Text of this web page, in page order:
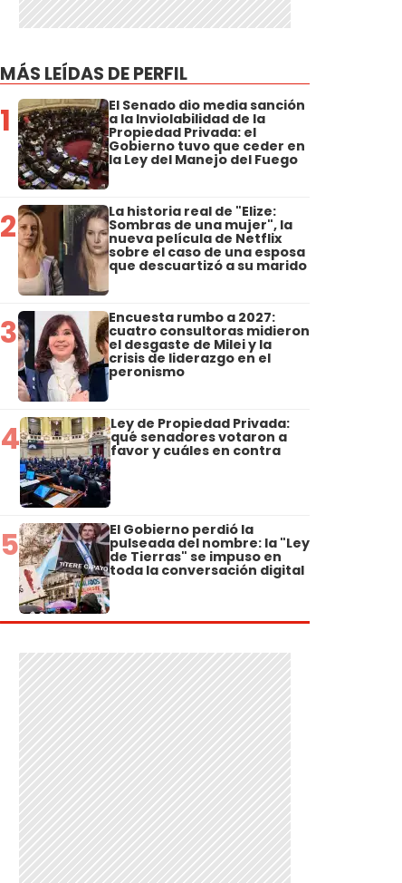
MÁS LEÍDAS DE PERFIL
1 El Senado dio media sanción
a la Inviolabilidad de la
Propiedad Privada: el
Gobierno tuvo que ceder en
la Ley del Manejo del Fuego
2 La historia real de "Elize:
Sombras de una mujer", la
nueva película de Netflix
sobre el caso de una esposa
que descuartizó a su marido
3 Encuesta rumbo a 2027:
cuatro consultoras midieron
el desgaste de Milei y la
crisis de liderazgo en el
peronismo
4 Ley de Propiedad Privada:
qué senadores votaron a
favor y cuáles en contra
5 El Gobierno perdió la
pulseada del nombre: la "Ley
de Tierras" se impuso en
toda la conversación digital